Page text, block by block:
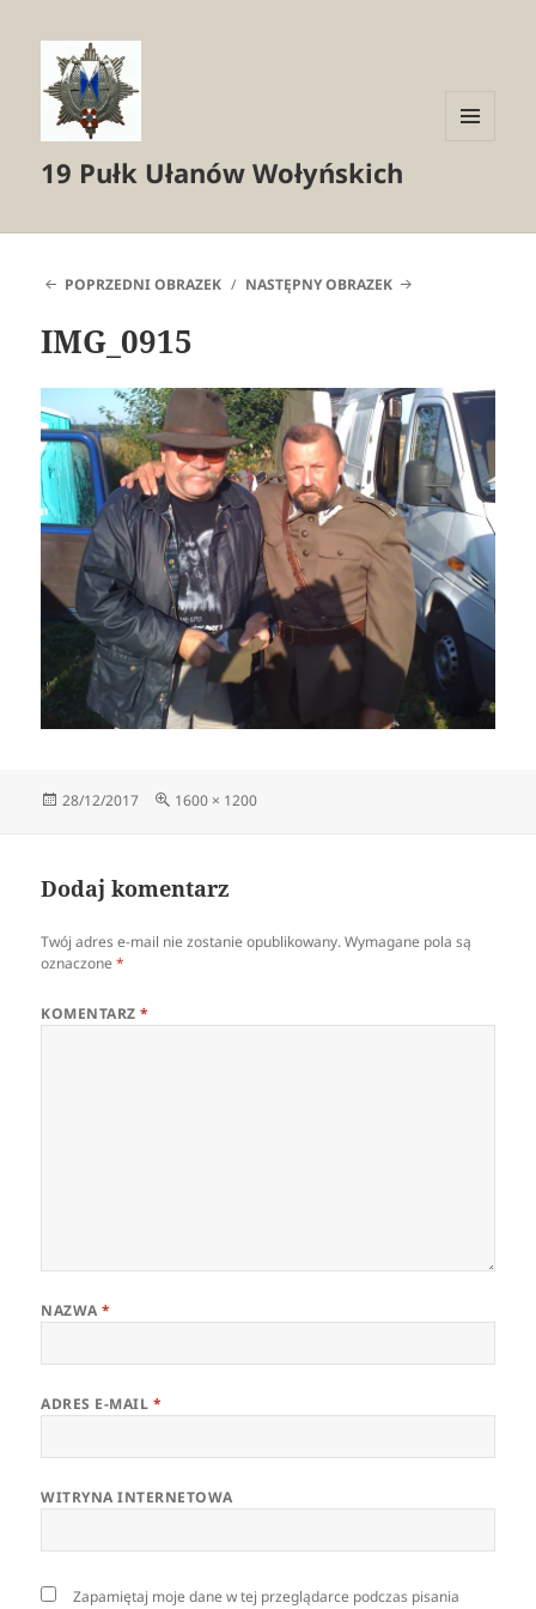
19 Pułk Ułanów Wołyńskich
POPRZEDNI OBRAZEK NASTĘPNY OBRAZEK
IMG_0915
Data
28/12/2017
Pełny
1600 × 1200
Dodaj komentarz
Twój adres e-mail nie zostanie opublikowany. Wymagane pola są
oznaczone*
KOMENTARZ*
NAZWA*
ADRES E-MAIL *
WITRYNA INTERNETOWA
Zapamiętaj moje dane w tej przeglądarce podczas pisania